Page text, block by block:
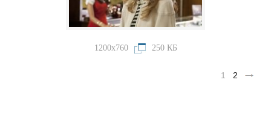
1200x760 250 КБ
1 2